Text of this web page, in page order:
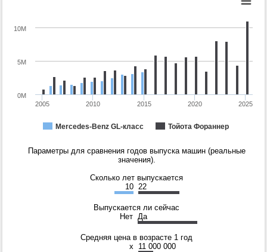
Mercedes-Benz GL-класс Тойота Фораннер
2005 2010 2015 2020 2025
0M
5M
10M
Параметры для сравнения годов выпуска машин (реальные
значения).
Сколько лет выпускается
10 22
Выпускается ли сейчас
Нет Да
Средняя цена в возрасте 1 год
x 11 000 000